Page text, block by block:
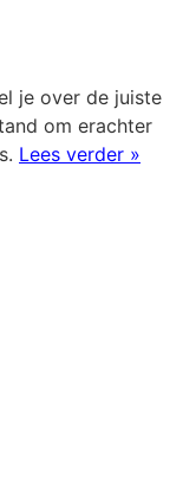
je over de juiste
om erachter
Lees verder »